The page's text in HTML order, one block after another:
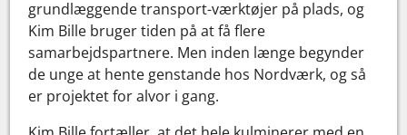
grundlæggende transport-værktøjer på plads, og
Kim Bille bruger tiden på at få flere
samarbejdspartnere. Men inden længe begynder
de unge at hente genstande hos Nordværk, og så
er projektet for alvor i gang.